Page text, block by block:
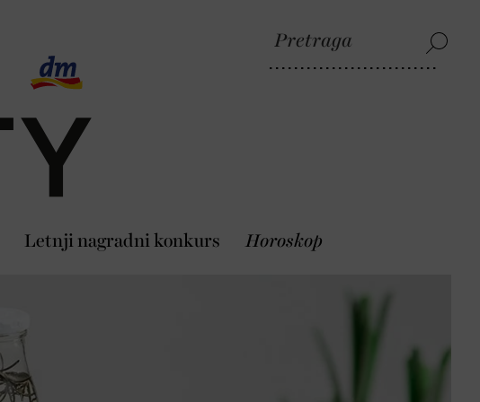
Letnji nagradni konkurs Horoskop